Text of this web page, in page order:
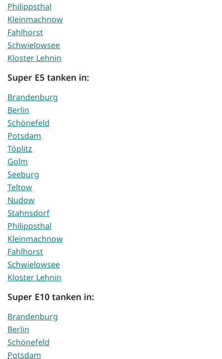
Philippsthal
Kleinmachnow
Fahlhorst
Schwielowsee
Kloster Lehnin
Super E5 tanken in:
Brandenburg
Berlin
Schönefeld
Potsdam
Töplitz
Golm
Seeburg
Teltow
Nudow
Stahnsdorf
Philippsthal
Kleinmachnow
Fahlhorst
Schwielowsee
Kloster Lehnin
Super E10 tanken in:
Brandenburg
Berlin
Schönefeld
Potsdam